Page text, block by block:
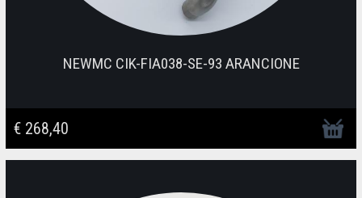
NEWMC CIK-FIA038-SE-93 ARANCIONE
€ 268,40